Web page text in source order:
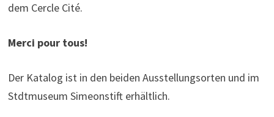
dem Cercle Cité.
Merci pour tous!
Der Katalog ist in den beiden Ausstellungsorten und im
Stdtmuseum Simeonstift erhältlich.